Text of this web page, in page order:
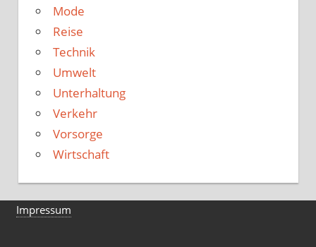
Mode
Reise
Technik
Umwelt
Unterhaltung
Verkehr
Vorsorge
Wirtschaft
Impressum